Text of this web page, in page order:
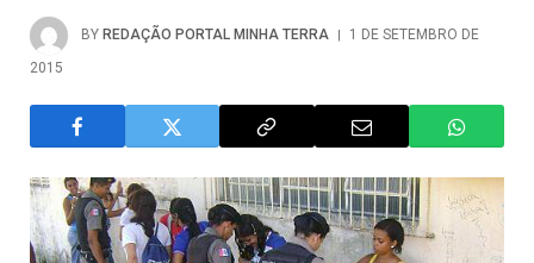
BY REDAÇÃO PORTAL MINHA TERRA
1 DE SETEMBRO DE
2015